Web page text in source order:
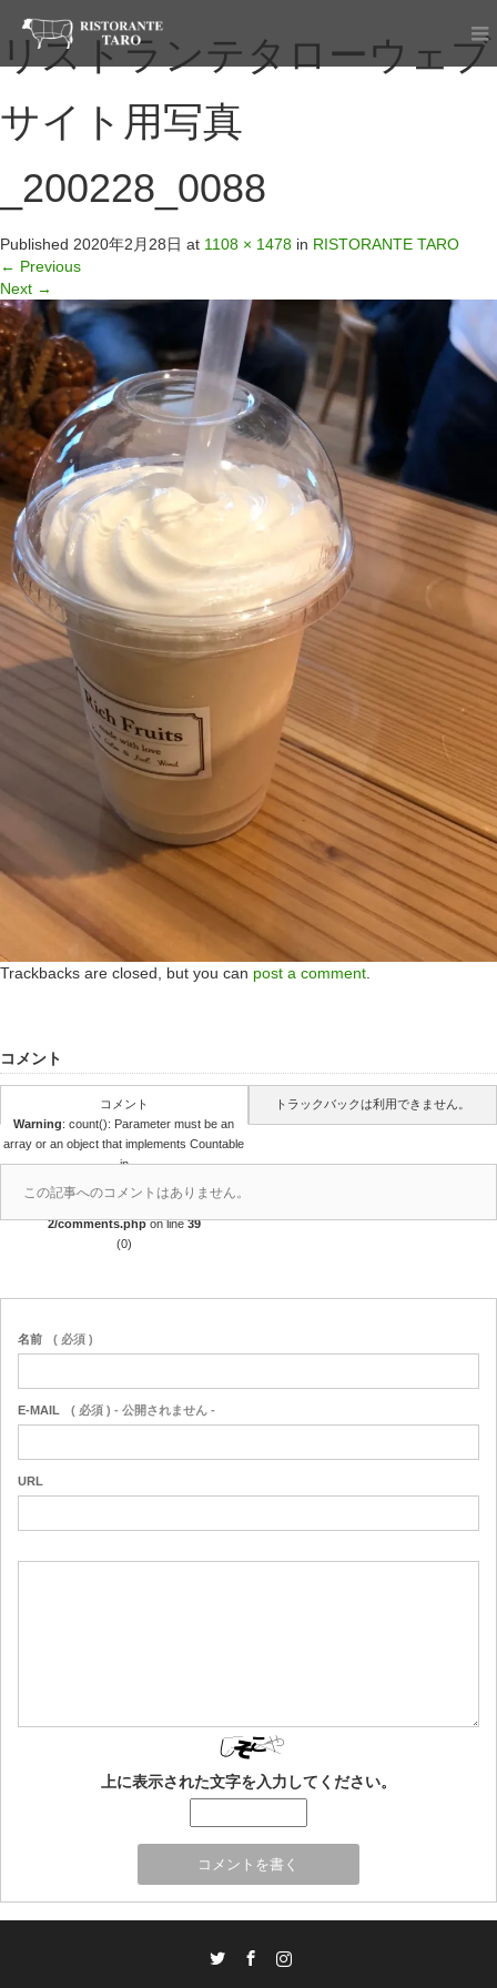
リストランテタローウェブ
サイト用写真
_200228_0088
Published 2020年2月28日 at 1108 × 1478 in RISTORANTE TARO
← Previous
Next →
Trackbacks are closed, but you can post a comment.
コメント
コメント
Warning: count(): Parameter must be an
array or an object that implements Countable
in
/home/r4688280/public_html/takedataro.c
2/comments.phpon line39
(0)
トラックバックは利用できません。
この記事へのコメントはありません。
名前 ( 必須 )
E-MAIL ( 必須 ) - 公開されません -
URL
上に表示された文字を入力してください。